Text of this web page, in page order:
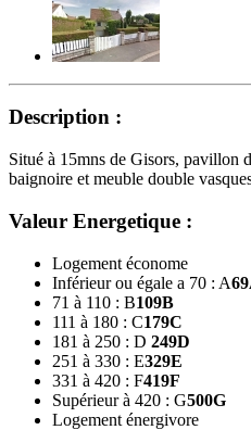
Description :
Situé à 15mns de Gisors, pavillon
baignoire et meuble double
Valeur Energetique :
Logement économe
Inférieur ou égale a 70 : A69
71 à 110 : B109B
111 à 180 : C179C
181 à 250 : D 249D
251 à 330 : E329E
331 à 420 : F419F
Supérieur à 420 : G500G
Logement énergivore